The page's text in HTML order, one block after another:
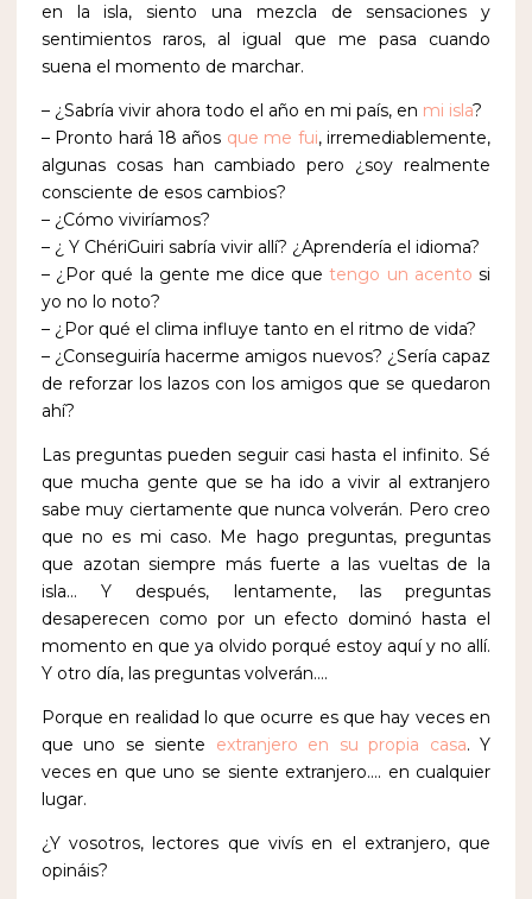
en la isla, siento una mezcla de sensaciones y
sentimientos raros, al igual que me pasa cuando
suena el momento de marchar.
– ¿Sabría vivir ahora todo el año en mi país, en mi isla?
– Pronto hará 18 años que me fui, irremediablemente,
algunas cosas han cambiado pero ¿soy realmente
consciente de esos cambios?
– ¿Cómo viviríamos?
– ¿ Y ChériGuiri sabría vivir allí? ¿Aprendería el idioma?
– ¿Por qué la gente me dice quetengo un acentosi
yo no lo noto?
– ¿Por qué el clima influye tanto en el ritmo de vida?
– ¿Conseguiría hacerme amigos nuevos? ¿Sería capaz
de reforzar los lazos con los amigos que se quedaron
ahí?
Las preguntas pueden seguir casi hasta el infinito. Sé
que mucha gente que se ha ido a vivir al extranjero
sabe muy ciertamente que nunca volverán. Pero creo
que no es mi caso. Me hago preguntas, preguntas
que azotan siempre más fuerte a las vueltas de la
isla… Y después, lentamente, las preguntas
desaperecen como por un efecto dominó hasta el
momento en que ya olvido porqué estoy aquí y no allí.
Y otro día, las preguntas volverán….
Porque en realidad lo que ocurre es que hay veces en
que uno se siente extranjero en su propia casa. Y
veces en que uno se siente extranjero…. en cualquier
lugar.
¿Y vosotros, lectores que vivís en el extranjero, que
opináis?